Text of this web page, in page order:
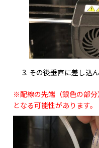
その後垂直に差し込
※配線の先端（銀色の部
となる可能性があります。